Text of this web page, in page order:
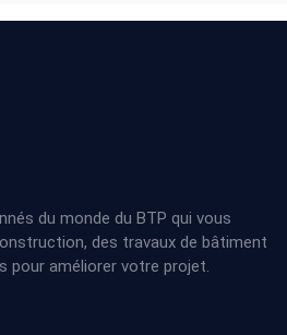
du monde du BTP qui vous
des travaux de bâtiment
pour améliorer votre projet.